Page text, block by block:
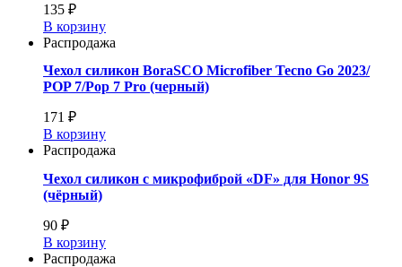
135 ₽
В корзину
Распродажа
Чехол силикон BoraSCO Microfiber Tecno Go 2023/
POP 7/Pop 7 Pro (черный)
171 ₽
В корзину
Распродажа
Чехол силикон с микрофиброй «DF» для Honor 9S
(чёрный)
90 ₽
В корзину
Распродажа